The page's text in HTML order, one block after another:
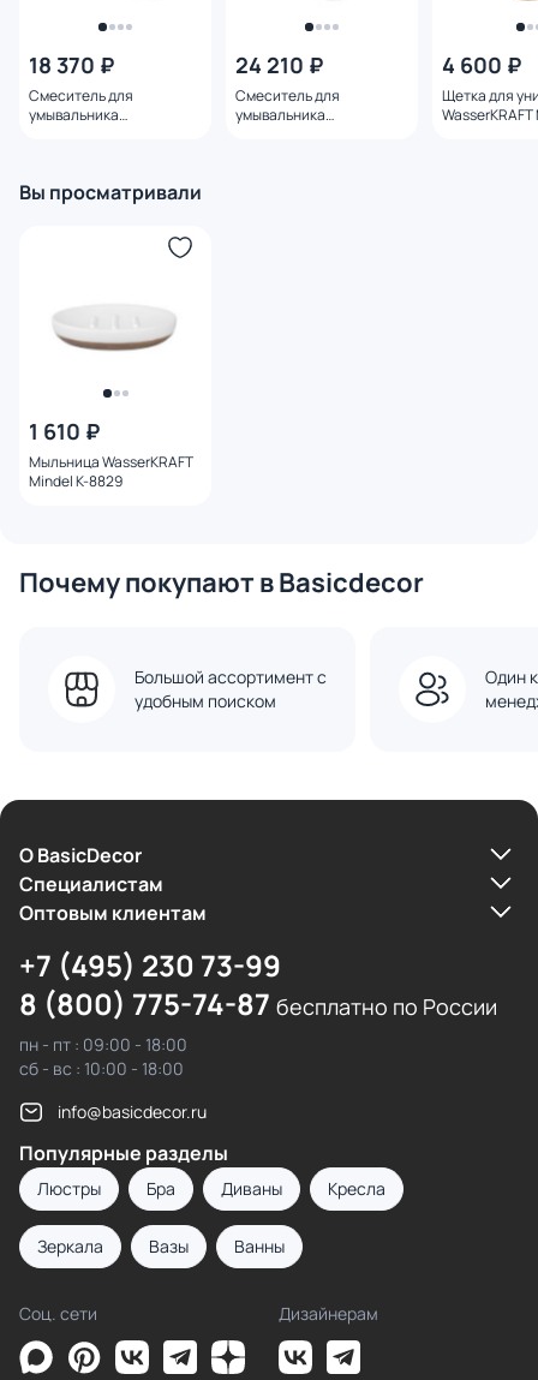
18 370 ₽
Смеситель для
умывальника
24 210 ₽
Смеситель для
умывальника
4 600 ₽
Щетка для
Вы просматривали
1 610 ₽
Мыльница WasserKRAFT
Mindel K-8829
Почему покупают в Basicdecor
Большой ассортимент с
удобным поиском
Один
О BasicDecor
Cпециалистам
Оптовым клиентам
+7 (495) 230 73-99
8 (800) 775-74-87 бесплатно по России
пн - пт : 09:00 - 18:00
сб - вс : 10:00 - 18:00
info@basicdecor.ru
Популярные разделы
Люстры Бра Диваны Кресла
Зеркала Вазы Ванны
Соц. сети Дизайнерам